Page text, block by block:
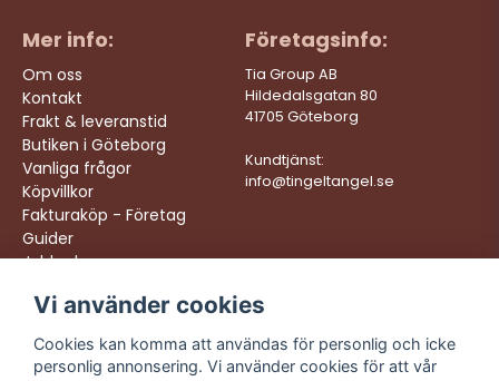
Mer info:
Om oss
Kontakt
Frakt & leveranstid
Butiken i Göteborg
Vanliga frågor
Köpvillkor
Fakturaköp - Företag
Guider
Jobba hos oss
Företagsinfo:
Tia Group AB
Hildedalsgatan 80
41705 Göteborg
Kundtjänst:
info@tingeltangel.se
Följ oss:
Instagram
Facebook
Vi levererar:
Snabba leveranser
Trygga köp
Vi använder cookies
Cookies kan komma att användas för personlig och icke
personlig annonsering. Vi använder cookies för att vår